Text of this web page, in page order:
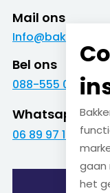
Mail ons
Bel ons
088-555 09 09
Whatsapp
06 89 97 16 01
gaan
het